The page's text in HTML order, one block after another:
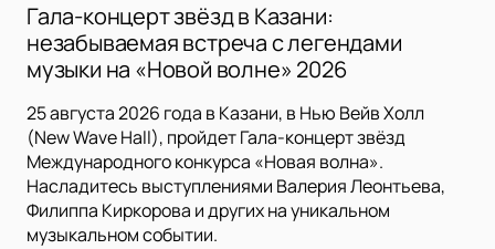
Гала-концерт звёзд в Казани:
незабываемая встреча с легендами
музыки на «Новой волне» 2026
25 августа 2026 года в Казани, в Нью Вейв Холл
(New Wave Hall), пройдет Гала-концерт звёзд
Международного конкурса «Новая волна».
Насладитесь выступлениями Валерия Леонтьева,
Филиппа Киркорова и других на уникальном
музыкальном событии.